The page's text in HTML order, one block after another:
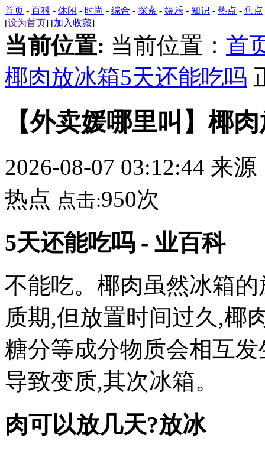
首页 - 百科 - 休闲 - 时尚 - 综合 - 探索 - 娱乐 - 知识 - 热点 - 焦点
[设为首页] [加入收藏]
当前位置: 当前位置： 首
椰肉放冰箱5天还能吃吗
【外卖媛哪里叫】椰
2026-08-07 03:12:44 来源
热点 点击:950次
5天还能吃吗 - 业百科
不能吃。椰肉虽然冰箱
质期,但放置时间过久,椰
糖分等成分物质会相互
导致变质,其次冰箱。
肉可以放几天?放冰